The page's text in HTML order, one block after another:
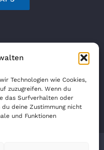
Technologien wie Cookies,
zuzugreifen. Wenn du
das Surfverhalten oder
deine Zustimmung nicht
und Funktionen